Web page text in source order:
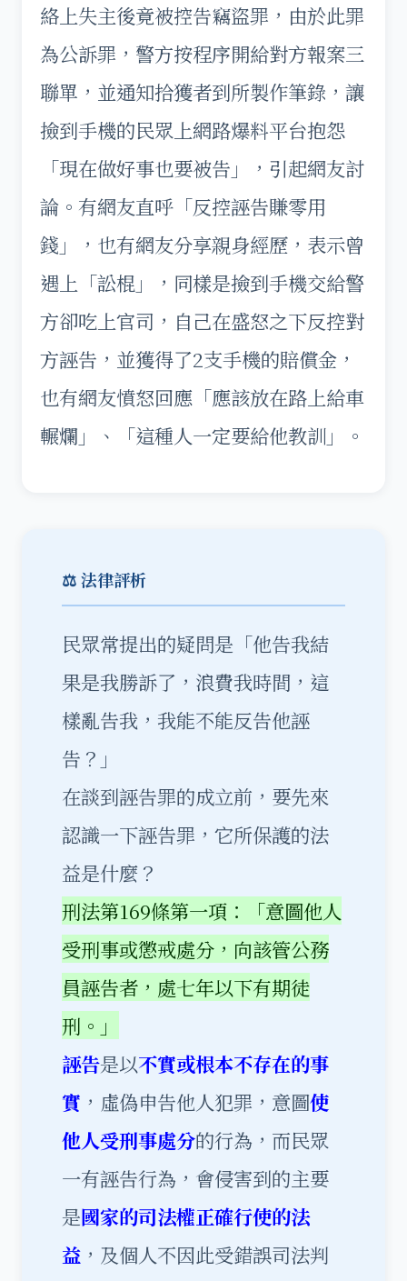
絡上失主後竟被控告竊盜罪，由於此罪
為公訴罪，警方按程序開給對方報案三
聯單，並通知拾獲者到所製作筆錄，讓
撿到手機的民眾上網路爆料平台抱怨
「現在做好事也要被告」，引起網友討
論。有網友直呼「反控誣告賺零用
錢」，也有網友分享親身經歷，表示曾
遇上「訟棍」，同樣是撿到手機交給警
方卻吃上官司，自己在盛怒之下反控對
方誣告，並獲得了2支手機的賠償金，
也有網友憤怒回應「應該放在路上給車
輾爛」、「這種人一定要給他教訓」。
⚖️ 法律評析
民眾常提出的疑問是「他告我結
果是我勝訴了，浪費我時間，這
樣亂告我，我能不能反告他誣
告？」
在談到誣告罪的成立前，要先來
認識一下誣告罪，它所保護的法
益是什麼？
刑法第169條第一項：「意圖他人
受刑事或懲戒處分，向該管公務
員誣告者，處七年以下有期徒
刑。」
誣告是以不實或根本不存在的事
實 ，虛偽申告他人犯罪，意圖使
他人受刑事處分的行為，而民眾
一有誣告行為，會侵害到的主要
是國家的司法權正確行使的法
益 ，及個人不因此受錯誤司法判